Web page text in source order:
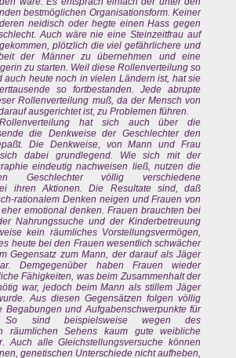
bestmöglichen Organisationsform. Keiner
neidisch oder hegte einen Hass gegen
Auch wäre nie eine Steinzeitfrau auf
plötzlich die viel gefährlichere und
der Männer zu übernehmen und eine
zu starten. Weil diese Rollenverteilung so
auch heute noch in vielen Ländern ist, hat sie
so fortbestanden. Jede abrupte
Rollenverteilung muß, da der Mensch von
ausgerichtet ist, zu Problemen führen.
hat sich auch über die
die Denkweise der Geschlechter den
Die Denkweise, von Mann und Frau
sich dabei grundlegend. Wie sich mit der
eindeutig nachweisen ließ, nutzen die
Geschlechter völlig verschiedene
ihren Aktionen. Die Resultate sind, daß
rationalem Denken neigen und Frauen von
emotional denken. Frauen brauchten bei
Nahrungssuche und der Kinderbetreuung
kein räumliches Vorstellungsvermögen,
heute bei den Frauen wesentlich schwächer
Gegensatz zum Mann, der darauf als Jäger
Demgegenüber haben Frauen wieder
Fähigkeiten, was beim Zusammenhalt der
war, jedoch beim Mann als stillem Jäger
Aus diesen Gegensätzen folgen völlig
Begabungen und Aufgabenschwerpunkte für
sind beispielsweise wegen des
räumlichen Sehens kaum gute weibliche
Auch alle Gleichstellungsversuche können
genetischen Unterschiede nicht aufheben,